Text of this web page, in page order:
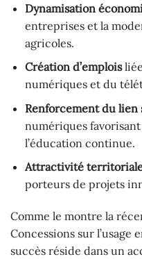
Dynamisation
entreprises et la
agricoles.
Création d’emplois
numériques et du
Renforcement du lien
numériques
l’éducation continue.
Attractivité
porteurs de projets
Comme le montre la
Concessions sur l’usage
succès réside dans un